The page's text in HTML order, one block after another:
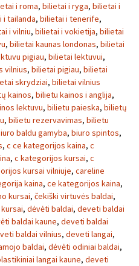
i roma, bilietai i ryga, bilietai i
i tailanda, bilietai i tenerife,
i vilniu, bilietai i vokietija, bilietai
, bilietai kaunas londonas, bilietai
pigiau, bilietai lektuvui,
vilnius, bilietai pigiau, bilietai
skrydziai, bilietai vilnius
kainos, bilietu kainos i anglija,
lektuvu, bilietu paieska, bilietų
, bilietu rezervavimas, bilietu
baldu gamyba, biuro spintos,
, c ce kategorijos kaina, c
, c kategorijos kursai, c
kursai vilniuje, careline
kaina, ce kategorijos kaina,
kursai, čekiški virtuvės baldai,
, dėvėti baldai, deveti baldai
baldai kaune, deveti baldai
baldai vilnius, deveti langai,
baldai, dėvėti odiniai baldai,
langai kaune, deveti